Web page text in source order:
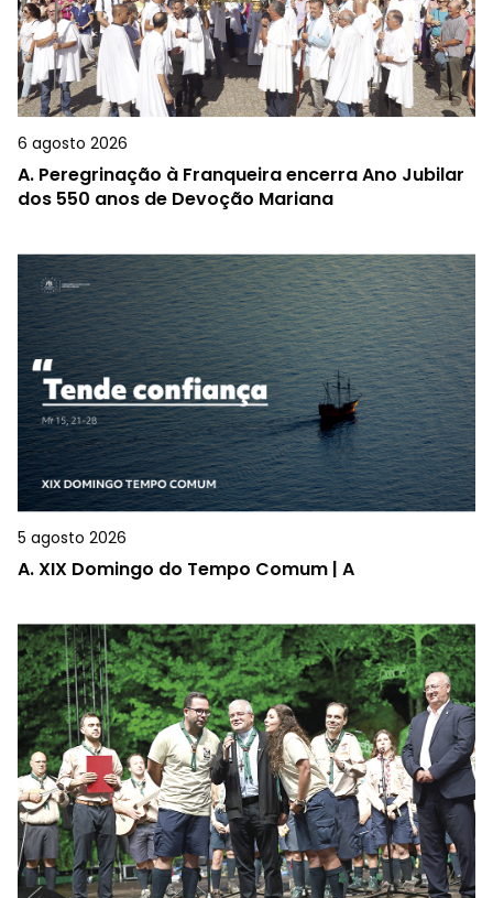
6 agosto 2026
A. Peregrinação à Franqueira encerra Ano Jubilar
dos 550 anos de Devoção Mariana
5 agosto 2026
A.XIX Domingo do Tempo Comum | A